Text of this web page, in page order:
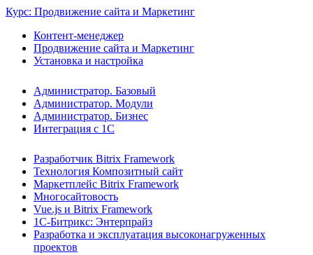
Курс: Продвижение сайта и Маркетинг
Контент-менеджер
Продвижение сайта и Маркетинг
Установка и настройка
Администратор. Базовый
Администратор. Модули
Администратор. Бизнес
Интеграция с 1С
Разработчик Bitrix Framework
Технология Композитный сайт
Маркетплейс Bitrix Framework
Многосайтовость
Vue.js и Bitrix Framework
1С-Битрикс: Энтерпрайз
Разработка и эксплуатация высоконагруженных
проектов